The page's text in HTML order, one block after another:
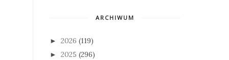
ARCHIWUM
► 2026 (119)
► 2025 (296)